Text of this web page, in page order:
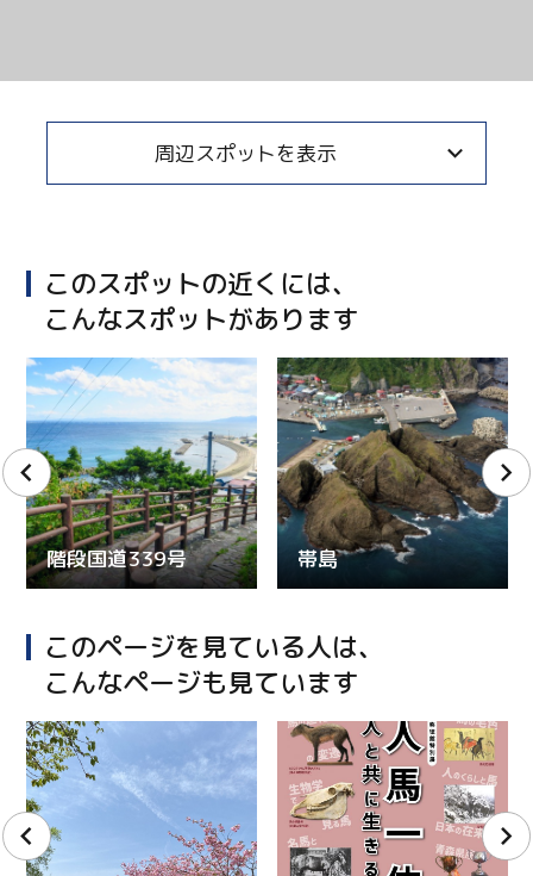
周辺スポットを表示
このスポットの近くには、
こんなスポットがあります
階段国道339号 帯島
このページを見ている人は、
こんなページも見ています